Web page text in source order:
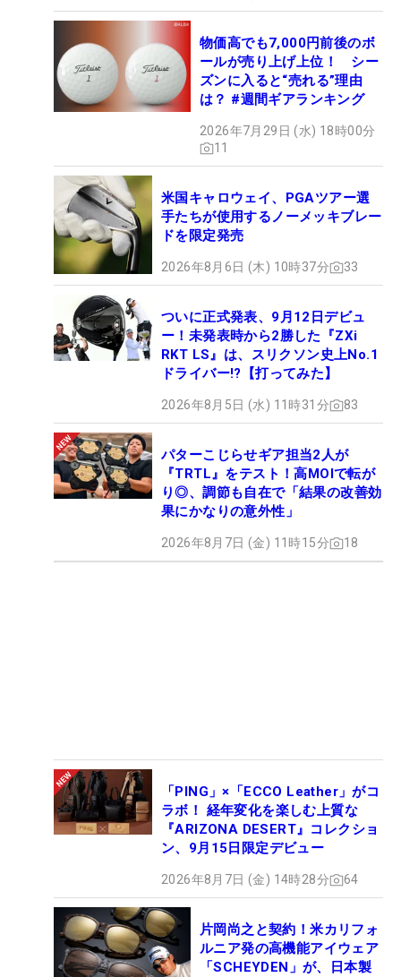
物価高でも7,000円前後のボ
ールが売り上げ上位！ シー
ズンに入ると“売れる”理由
は？ #週間ギアランキング
2026年7月29日 (水) 18時00分
11
米国キャロウェイ、PGAツアー選
手たちが使用するノーメッキブレー
ドを限定発売
2026年8月6日 (木) 10時37分 33
ついに正式発表、9月12日デビュ
ー！未発表時から2勝した『ZXi
RKT LS』は、スリクソン史上No.1
ドライバー!?【打ってみた】
2026年8月5日 (水) 11時31分 83
パターこじらせギア担当2人が
『TRTL』をテスト！高MOIで転が
り◎、調節も自在で「結果の改善効
果にかなりの意外性」
2026年8月7日 (金) 11時15分 18
「PING」×「ECCO Leather」がコ
ラボ！ 経年変化を楽しむ上質な
『ARIZONA DESERT』コレクショ
ン、9月15日限定デビュー
2026年8月7日 (金) 14時28分 64
片岡尚之と契約！米カリフォ
ルニア発の高機能アイウェア
「SCHEYDEN」が、日本製